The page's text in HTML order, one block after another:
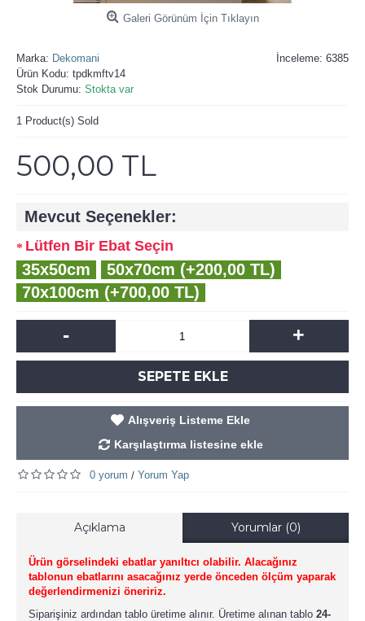
Galeri Görünüm İçin Tıklayın
İnceleme: 6385
Marka: Dekomani
Ürün Kodu: tpdkmftv14
Stok Durumu: Stokta var
1 Product(s) Sold
500,00 TL
Mevcut Seçenekler:
Lütfen Bir Ebat Seçin
35x50cm
50x70cm (+200,00 TL)
70x100cm (+700,00 TL)
- +
SEPETE EKLE
Alışveriş Listeme Ekle
Karşılaştırma listesine ekle
0 yorum / Yorum Yap
Açıklama Yorumlar (0)
Ürün görselindeki ebatlar yanıltıcı olabilir. Alacağınız
tablonun ebatlarını asacağınız yerde önceden ölçüm yaparak
değerlendirmenizi öneririz.
Siparişiniz ardından tablo üretime alınır. Üretime alınan tablo 24-